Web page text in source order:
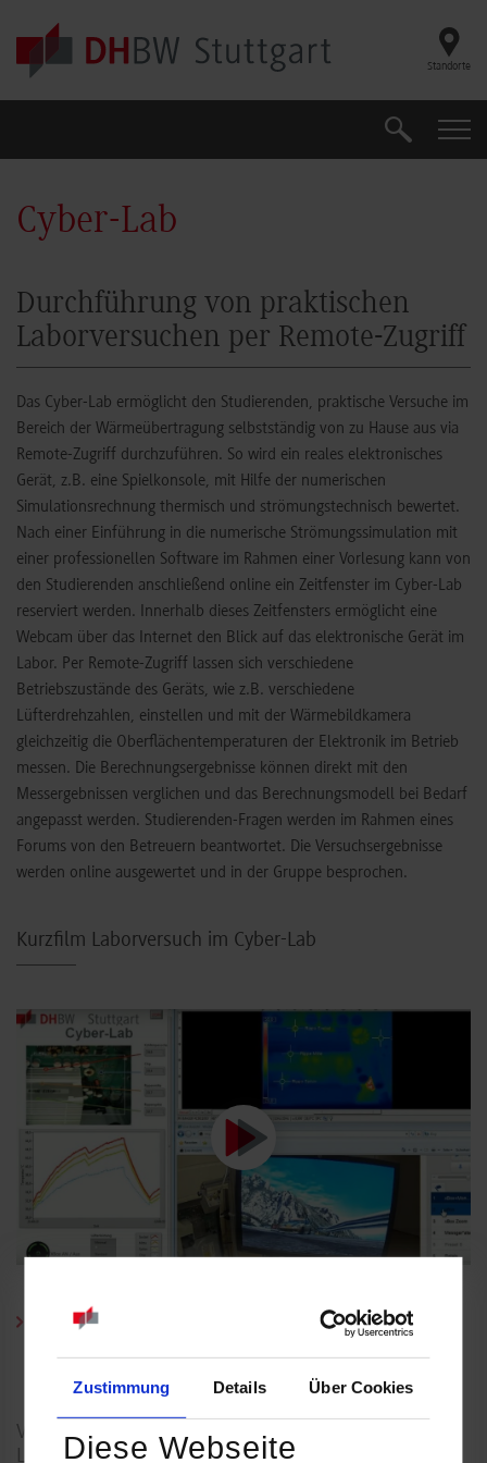
Zustimmung Details Über Cookies
Diese Webseite
Skip to main content
Standorte
Suche
Cyber-Lab
Durchführung von praktischen
Laborversuchen per Remote-Zugriff
Das Cyber-Lab ermöglicht den Studierenden, praktische Versuche im
Bereich der Wärmeübertragung selbstständig von zu Hause aus via
Remote-Zugriff durchzuführen. So wird ein reales elektronisches
Gerät, z.B. eine Spielkonsole, mit Hilfe der numerischen
Simulationsrechnung thermisch und strömungstechnisch bewertet.
Nach einer Einführung in die numerische Strömungssimulation mit
einer professionellen Software im Rahmen einer Vorlesung kann von
den Studierenden anschließend online ein Zeitfenster im Cyber-Lab
reserviert werden. Innerhalb dieses Zeitfensters ermöglicht eine
Webcam über das Internet den Blick auf das elektronische Gerät im
Labor. Per Remote-Zugriff lassen sich verschiedene
Betriebszustände des Geräts, wie z.B. verschiedene
Lüfterdrehzahlen, einstellen und mit der Wärmebildkamera
gleichzeitig die Oberflächentemperaturen der Elektronik im Betrieb
messen. Die Berechnungsergebnisse können direkt mit den
Messergebnissen verglichen und das Berechnungsmodell bei Bedarf
angepasst werden. Studierenden-Fragen werden im Rahmen eines
Forums von den Betreuern beantwortet. Die Versuchsergebnisse
werden online ausgewertet und in der Gruppe besprochen.
Kurzfilm Laborversuch im Cyber-Lab
Volltext-Alternative zum Video "Cyber-Lab" (PDF)
Vorteile Cyber-Lab gegenüber klassischem
Laborversuch: